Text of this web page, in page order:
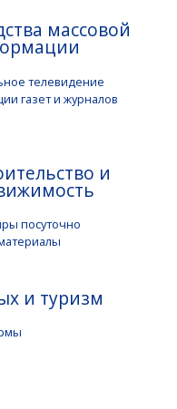
массовой
телевидение
газет и журналов
и
посуточно
и туризм